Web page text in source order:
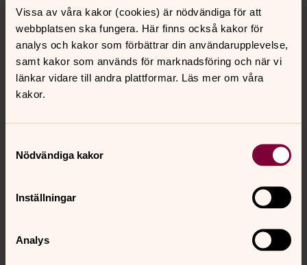
Vissa av våra kakor (cookies) är nödvändiga för att
webbplatsen ska fungera. Här finns också kakor för
analys och kakor som förbättrar din användarupplevelse,
samt kakor som används för marknadsföring och när vi
länkar vidare till andra plattformar. Läs mer om våra
kakor.
Nödvändiga kakor
Inställningar
Analys
Tillbaka till toppen
Tillbaka till innehållet
Kontakt
Sociala kanaler